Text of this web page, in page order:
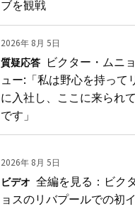
ブを観戦
2026年 8月 5日
質疑応答 ビクター・ムニ
ュー:「私は野心を持って
に入社し、ここに来られ
です」
2026年 8月 5日
ビデオ 全編を見る：ビク
ョスのリバプールでの初